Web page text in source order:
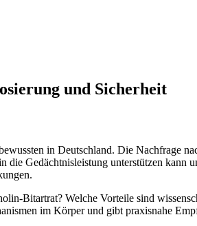
und Sicherheit
in Deutschland. Die Nachfrage
die Gedächtnisleistung unterstützen
Bitartrat? Welche Vorteile sind
im Körper und gibt praxisnahe